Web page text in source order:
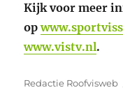
Kijk voor meer
op
www.vistv.nl.
Auteur
Redactie Roofvisweb